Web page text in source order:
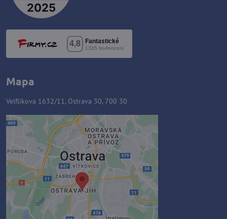
Mapa
Velflíkova 1632/11, Ostrava 30, 700 30
Externý obsah je blokovaný
Voľbami súkromia
Prajete si načítať externý obsah?
Povoliť tentokrát